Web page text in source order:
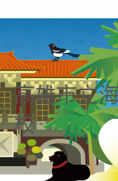
高雄市立
校